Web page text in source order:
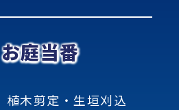
お庭当番
植木剪定・生垣刈込